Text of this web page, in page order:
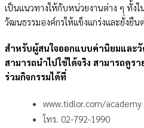
เป็นแนวทางให้กับหน่วยงานต่าง ๆ ทั้งใ
วัฒนธรรมองค์กรให้แข็งแกร่งและยั่งยืน
สำหรับผู้สนใจออกแบบค่านิยมและ
สามารถนำไปใช้ได้จริง สามารถดูร
ร่วมกิจกรรมได้ที่
www.tidlor.com/academy
โทร. 02-792-1990